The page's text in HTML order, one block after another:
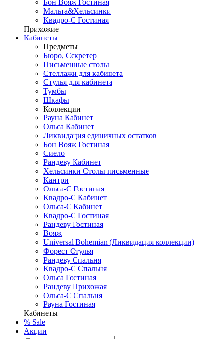
Бон Вояж Гостиная
Мальта&Хельсинки
Квадро-С Гостиная
Прихожие
Кабинеты
Предметы
Бюро, Секретер
Письменные столы
Стеллажи для кабинета
Стулья для кабинета
Тумбы
Шкафы
Коллекции
Рауна Кабинет
Ольса Кабинет
Ликвидация единичных остатков
Бон Вояж Гостиная
Сиело
Рандеву Кабинет
Хельсинки Столы письменные
Кантри
Ольса-С Гостиная
Квадро-С Кабинет
Ольса-С Кабинет
Квадро-С Гостиная
Рандеву Гостиная
Вояж
Universal Bohemian (Ликвидация коллекции)
Форест Стулья
Рандеву Спальня
Квадро-С Спальня
Ольса Гостиная
Рандеву Прихожая
Ольса-С Спальня
Рауна Гостиная
Кабинеты
% Sale
Акции